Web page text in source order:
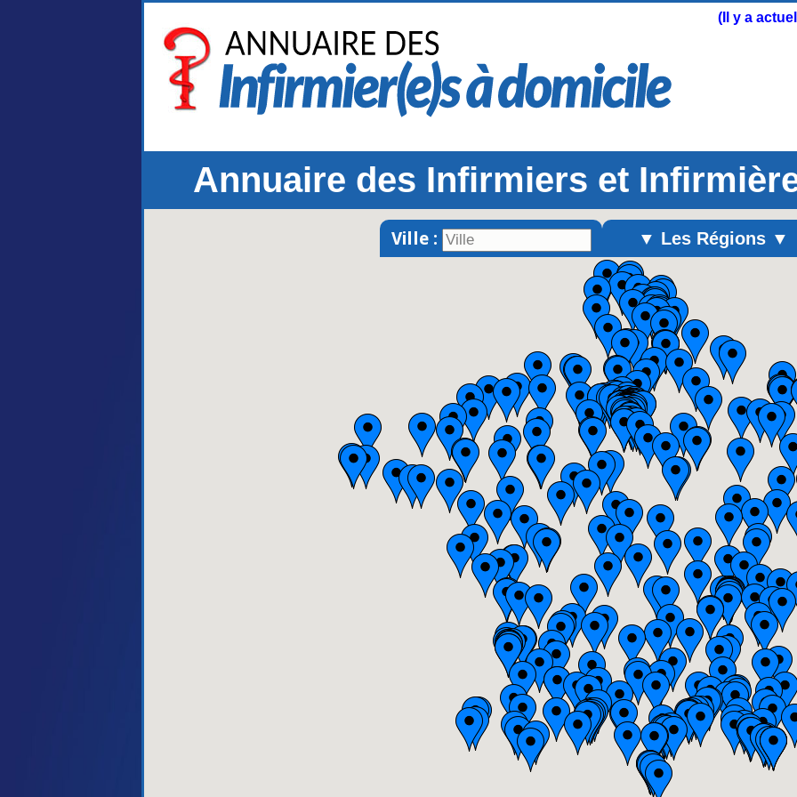
(Il y a
Annuaire des Infirmiers et
Ville : ▼ Les Régions ▼
Auvergne
Basse-Normandie
Bourgogne
Bretagne
Centre
Champagne-Ardenne
Franche-Comté
Haute-Normandie
Ile-de-France
Languedoc-Roussillon
Limousin
Lorraine
Midi-Pyrénées
Nord-Pas-de-Calais
Pays-de-la-Loire
Picardie
Poitou-Charentes
Provence-Alpes-Côte-